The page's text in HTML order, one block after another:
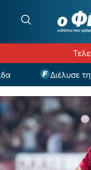
Διέλυσε την